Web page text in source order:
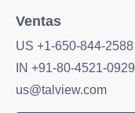
Ventas
US +1-650-844-2588
IN +91-80-4521-0929
us@talview.com